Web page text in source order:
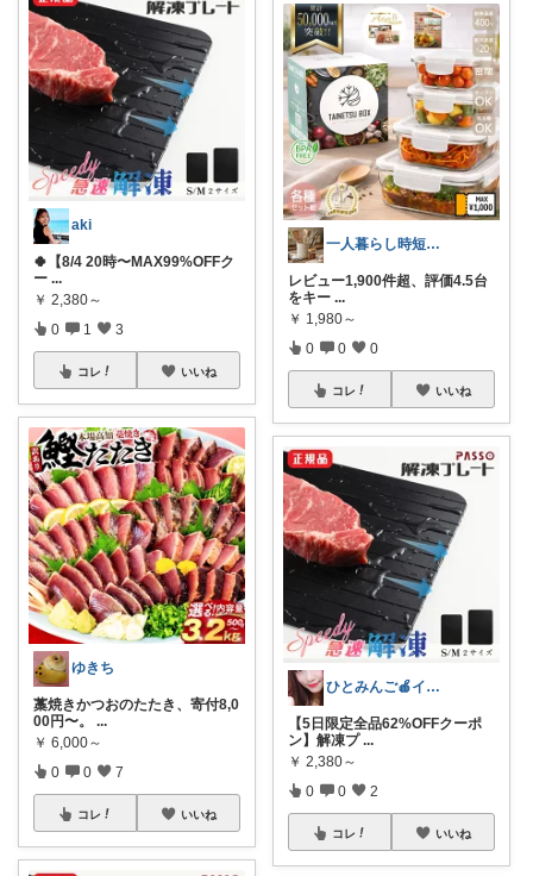
aki
🍀【8/4 20時〜MAX99%OFFク
ー ...
￥ 2,380～
0 1 3
コレ いいね
ゆきち
藁焼きかつおのたたき、寄付8,0
00円〜。
...
￥ 6,000～
0 0 7
コレ いいね
一人暮らし時短キッチンROOM
レビュー1,900件超、評価4.5台
をキー ...
￥ 1,980～
0 0 0
コレ いいね
ひとみんご🍎‪インテリア雑貨
【5日限定全品62%OFFクーポ
ン】解凍プ ...
￥ 2,380～
0 0 2
コレ いいね